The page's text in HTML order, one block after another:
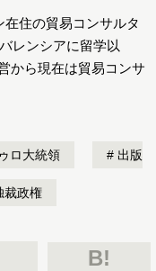
住の貿易コンサルタ
レンシアに留学以
から現在は貿易コンサ
ロ大統領 出版
裁政権
B!